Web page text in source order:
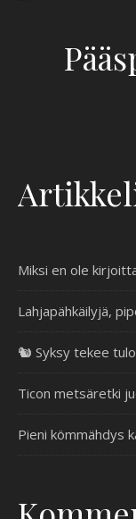
Miksi en ole
Lahjapähkäilyjä,
🐿️ Syksy tekee
Ticon metsäretki
Pieni kömmähdys